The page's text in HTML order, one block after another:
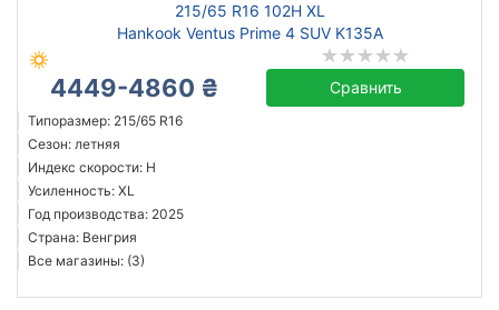
215/65 R16 102H XL
Hankook Ventus Prime 4 SUV K135A
4449-4860 ₴ Сравнить
Типоразмер: 215/65 R16
Сезон: летняя
Индекс скорости: H
Усиленность: XL
Год производства: 2025
Страна: Венгрия
Все магазины: (3)